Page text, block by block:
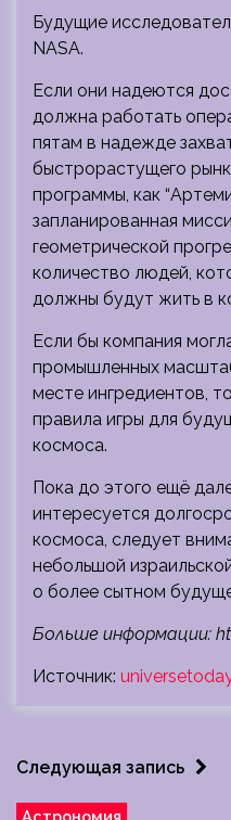
Будущие
NASA.
Если они надеются
должна работать
пятам в надежде
быстрорастущего
программы, как
запланированная
геометрической
количество людей,
должны будут жить в
Если бы компания
промышленных
месте ингредиентов,
правила игры для
космоса.
Пока до этого ещё
интересуется
космоса, следует
небольшой
о более сытном
Больше информации:
Источник:
Следующая запись
Астрономия